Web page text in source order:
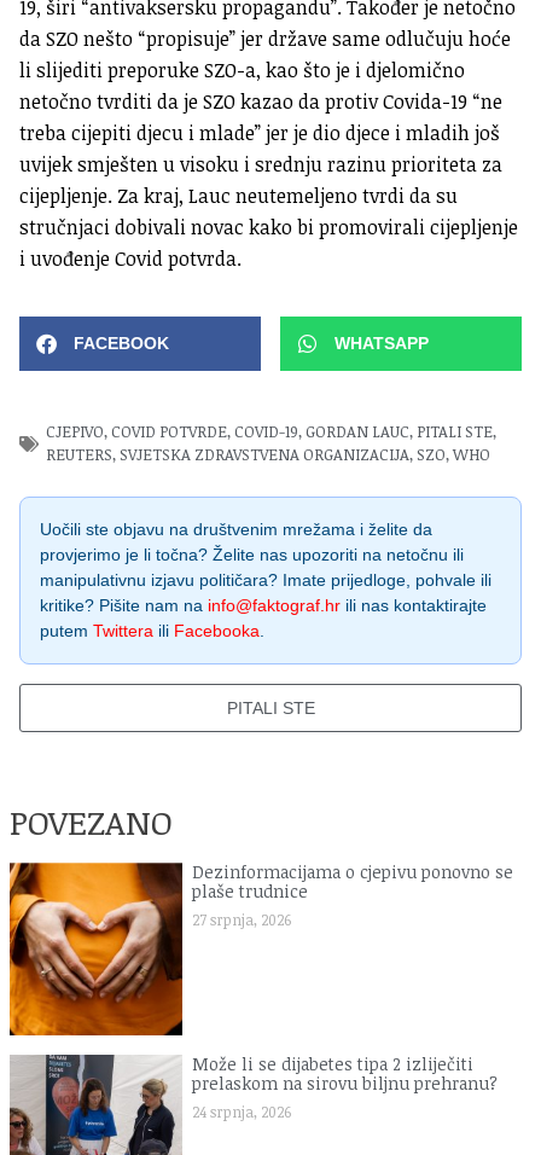
19, širi “antivaksersku propagandu”. Također je netočno
da SZO nešto “propisuje” jer države same odlučuju hoće
li slijediti preporuke SZO-a, kao što je i djelomično
netočno tvrditi da je SZO kazao da protiv Covida-19 “ne
treba cijepiti djecu i mlade” jer je dio djece i mladih još
uvijek smješten u visoku i srednju razinu prioriteta za
cijepljenje. Za kraj, Lauc neutemeljeno tvrdi da su
stručnjaci dobivali novac kako bi promovirali cijepljenje
i uvođenje Covid potvrda.
FACEBOOK WHATSAPP
CJEPIVO,COVID POTVRDE,COVID-19,GORDAN LAUC, PITALI STE,
REUTERS, SVJETSKA ZDRAVSTVENA ORGANIZACIJA, SZO,WHO
Uočili ste objavu na društvenim mrežama i želite da
provjerimo je li točna? Želite nas upozoriti na netočnu ili
manipulativnu izjavu političara? Imate prijedloge, pohvale ili
kritike? Pišite nam na info@faktograf.hr ili nas kontaktirajte
putem Twittera ili Facebooka.
PITALI STE
POVEZANO
Dezinformacijama o cjepivu ponovno se
plaše trudnice
27 srpnja, 2026
Može li se dijabetes tipa 2 izliječiti
prelaskom na sirovu biljnu prehranu?
24 srpnja, 2026